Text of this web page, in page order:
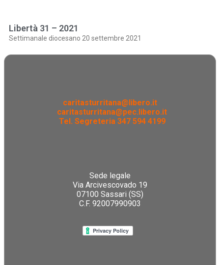
Libertà 31 – 2021
Settimanale diocesano 20 settembre 2021
caritasturritana@libero.it
caritasturritana@pec.libero.it
Tel. Segreteria 347 594 4199
Sede legale
Via Arcivescovado 19
07100 Sassari (SS)
C.F. 92007990903